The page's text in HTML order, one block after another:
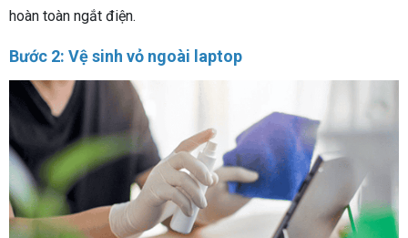
hoàn toàn ngắt điện.
Bước 2: Vệ sinh vỏ ngoài laptop